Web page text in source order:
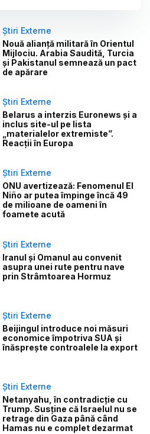
Știri Externe
Nouă alianță militară în Orientul
Mijlociu. Arabia Saudită, Turcia
și Pakistanul semnează un pact
de apărare
Știri Externe
Belarus a interzis Euronews și a
inclus site-ul pe lista
„materialelor extremiste”.
Reacții în Europa
Știri Externe
ONU avertizează: Fenomenul El
Niño ar putea împinge încă 49
de milioane de oameni în
foamete acută
Știri Externe
Iranul și Omanul au convenit
asupra unei rute pentru nave
prin Strâmtoarea Hormuz
Știri Externe
Beijingul introduce noi măsuri
economice împotriva SUA și
înăsprește controalele la export
Știri Externe
Netanyahu, în contradicție cu
Trump. Susține că Israelul nu se
retrage din Gaza până când
Hamas nu e complet dezarmat